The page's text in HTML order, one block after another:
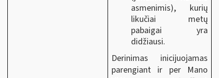
asmenimis), kurių
likučiai metų
pabaigai yra
didžiausi.
Derinimas inicijuojamas
parengiant ir per Mano